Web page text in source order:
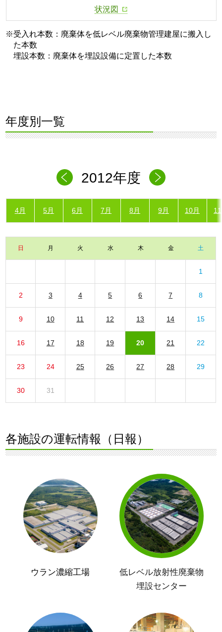
状況図
※受入れ本数：廃棄体を低レベル廃棄物管理建屋に搬入し
た本数
埋設本数：廃棄体を埋設設備に定置した本数
年度別一覧
2012年度
4月 5月 6月 7月 8月 9月 10月
日 月 火 水 木 金 土
1
2 3 4 5 6 7 8
9 10 11 12 13 14 15
16 17 18 19 20 21 22
23 24 25 26 27 28 29
30 31
各施設の運転情報（日報）
ウラン濃縮工場
低レベル放射性廃棄物
埋設センター